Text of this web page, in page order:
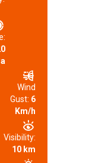
Wind
Gust: 6
Km/h
Visibility:
10 km